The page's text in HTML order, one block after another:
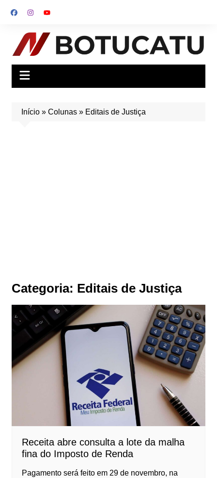
para
conteúdo
Início» Colunas» Editais de Justiça
Categoria: Editais de Justiça
Receita abre consulta a lote da malha
fina do Imposto de Renda
Pagamento será feito em 29 de novembro, na